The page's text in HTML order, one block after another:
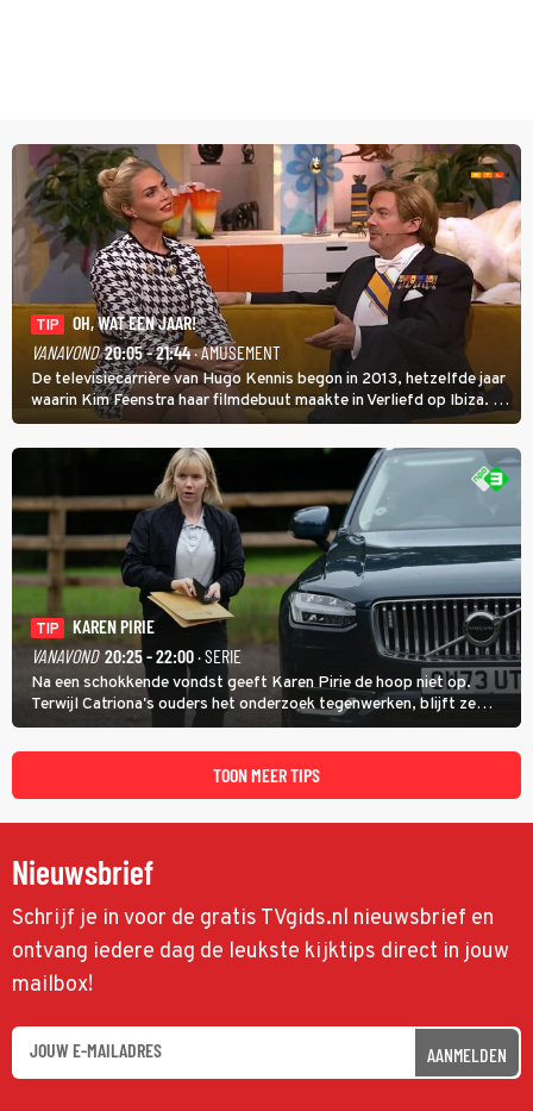
TIP
OH, WAT EEN JAAR!
VANAVOND 20:05 - 21:44· AMUSEMENT
De televisiecarrière van Hugo Kennis begon in 2013, hetzelfde jaar
waarin Kim Feenstra haar filmdebuut maakte in Verliefd op Ibiza. In
Oh, Wat een Jaar! wordt duidelijk wat ze nog meer weten van het
jaar waarin ze allebei eindtwintigers waren.
TIP
KAREN PIRIE
VANAVOND 20:25 - 22:00· SERIE
Na een schokkende vondst geeft Karen Pirie de hoop niet op.
Terwijl Catriona's ouders het onderzoek tegenwerken, blijft ze
speuren naar Adam. In deze slotaflevering van Karen Pirie leidt het
spoor via Frankrijk en Italië naar Malta.
TOON MEER TIPS
Nieuwsbrief
Schrijf je in voor de gratis TVgids.nl nieuwsbrief en
ontvang iedere dag de leukste kijktips direct in jouw
mailbox!
AANMELDEN